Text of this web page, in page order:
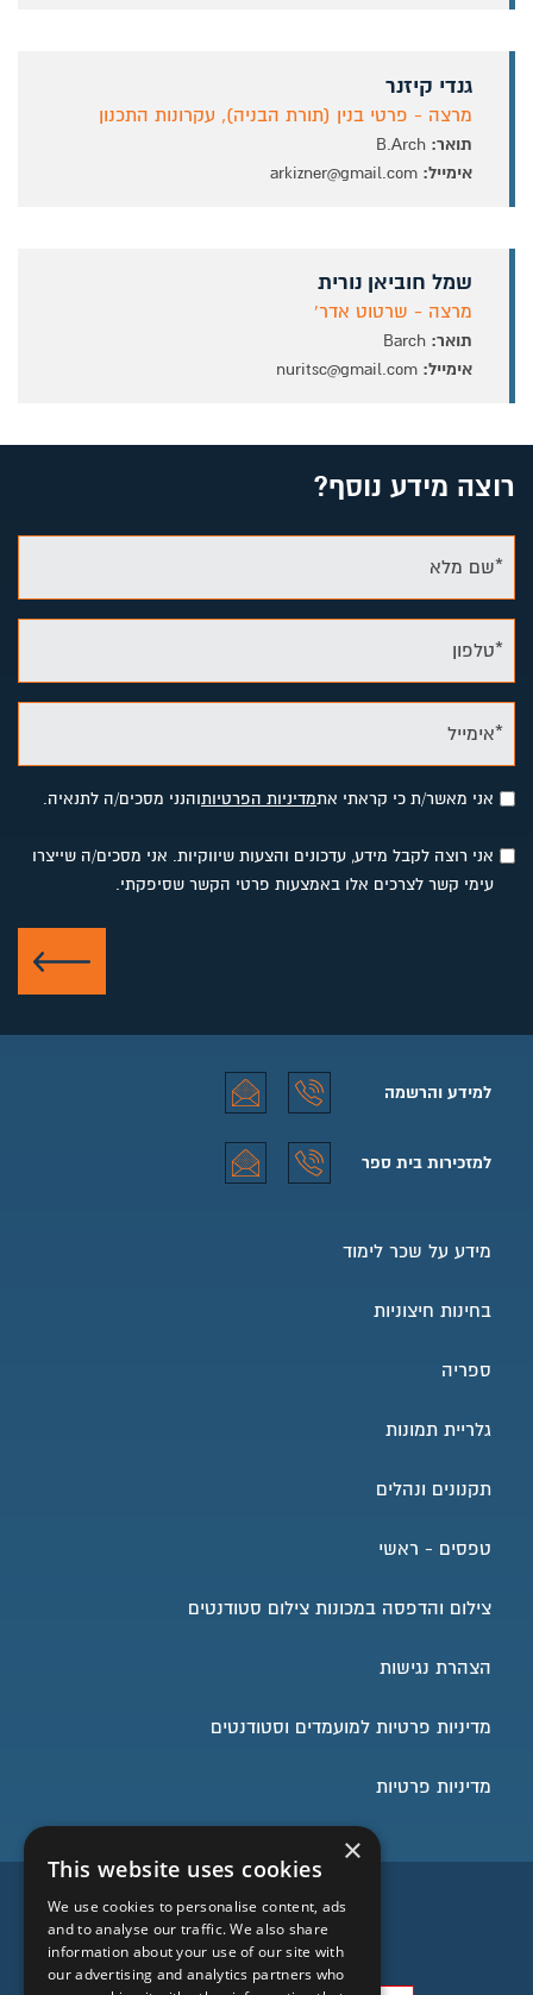
גנדי קיזנר
מרצה - פרטי בנין (תורת הבניה), עקרונות התכנון
תואר:B.Arch
אימייל:arkizner@gmail.com
שמל חוביאן נורית
מרצה - שרטוט אדר'
תואר:Barch
אימייל:nuritsc@gmail.com
רוצה מידע נוסף?
*שם מלא
*טלפון
*אימייל
אני מאשר/ת כי קראתי אתמדיניות הפרטיותוהנני מסכים/ה לתנאיה.
אני רוצה לקבל מידע, עדכונים והצעות שיווקיות. אני מסכים/ה שייצרו
עימי קשר לצרכים אלו באמצעות פרטי הקשר שסיפקתי.
שלח
למידע והרשמה
למידע והרשמה טלפון
למידע והרשמה אימייל
למזכירות בית ספר
מידע על שכר לימוד
בחינות חיצוניות
ספריה
גלריית תמונות
תקנונים ונהלים
טפסים - ראשי
צילום והדפסה במכונות צילום סטודנטים
הצהרת נגישות
מדיניות פרטיות למועמדים וסטודנטים
מדיניות פרטיות
השארו בעניינים
×
This website uses cookies
We use cookies to personalise content, ads
and to analyse our traffic. We also share
information about your use of our site with
our advertising and analytics partners who